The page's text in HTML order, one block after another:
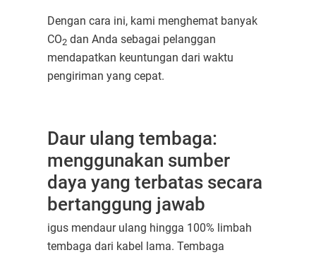
Dengan cara ini, kami menghemat banyak
CO2dan Anda sebagai pelanggan
mendapatkan keuntungan dari waktu
pengiriman yang cepat.
Daur ulang tembaga:
menggunakan sumber
daya yang terbatas secara
bertanggung jawab
igus mendaur ulang hingga 100% limbah
tembaga dari kabel lama. Tembaga